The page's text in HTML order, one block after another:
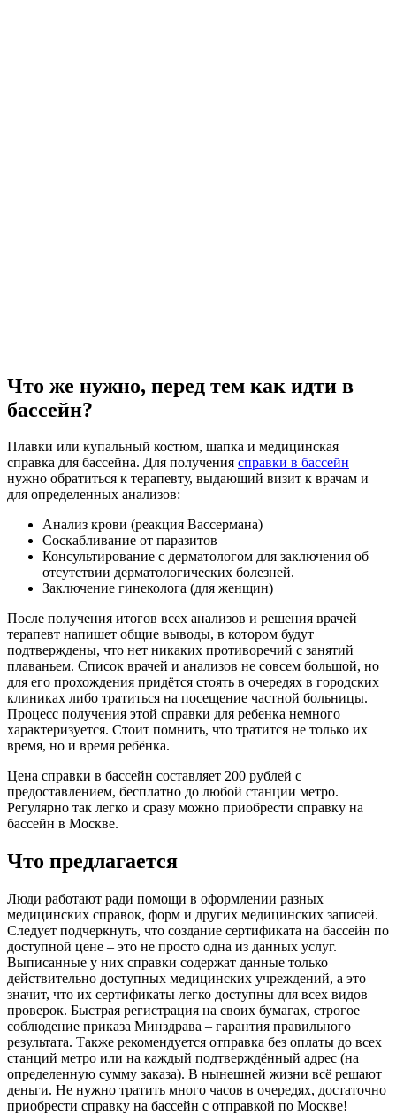
Что же нужно, перед тем как идти в
бассейн?
Плавки или купальный костюм, шапка и медицинская
справка для бассейна. Для получения справки в бассейн
нужно обратиться к терапевту, выдающий визит к врачам и
для определенных анализов:
Анализ крови (реакция Вассермана)
Соскабливание от паразитов
Консультирование с дерматологом для заключения об
отсутствии дерматологических болезней.
Заключение гинеколога (для женщин)
После получения итогов всех анализов и решения врачей
терапевт напишет общие выводы, в котором будут
подтверждены, что нет никаких противоречий с занятий
плаваньем. Список врачей и анализов не совсем большой, но
для его прохождения придётся стоять в очередях в городских
клиниках либо тратиться на посещение частной больницы.
Процесс получения этой справки для ребенка немного
характеризуется. Стоит помнить, что тратится не только их
время, но и время ребёнка.
Цена справки в бассейн составляет 200 рублей с
предоставлением, бесплатно до любой станции метро.
Регулярно так легко и сразу можно приобрести справку на
бассейн в Москве.
Что предлагается
Люди работают ради помощи в оформлении разных
медицинских справок, форм и других медицинских записей.
Следует подчеркнуть, что создание сертификата на бассейн по
доступной цене – это не просто одна из данных услуг.
Выписанные у них справки содержат данные только
действительно доступных медицинских учреждений, а это
значит, что их сертификаты легко доступны для всех видов
проверок. Быстрая регистрация на своих бумагах, строгое
соблюдение приказа Минздрава – гарантия правильного
результата. Также рекомендуется отправка без оплаты до всех
станций метро или на каждый подтверждённый адрес (на
определенную сумму заказа). В нынешней жизни всё решают
деньги. Не нужно тратить много часов в очередях, достаточно
приобрести справку на бассейн с отправкой по Москве!